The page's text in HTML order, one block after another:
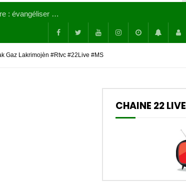
Joy Clerf Derisier, sur les traces de son père : évangéliser par la musique
Gaz Lakrimojèn #Rtvc #22Live #MS
CHAINE 22 LIVE